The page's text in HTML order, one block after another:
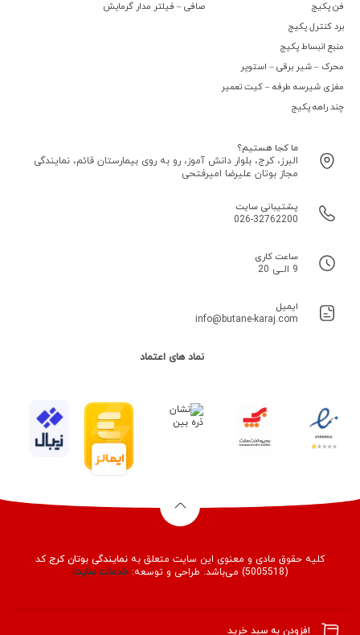
افزودن به سبد خرید
فن پکیج
برد کنترل پکیج
منبع انبساط پکیج
محرک – شیر برقی – استوپر
مغزی شیرسه طرفه – کیت تعمیر
چند راهه پکیج
صافی – فیلتر مدار گرمایش
ما کجا هستیم؟
البرز، کرج، بلوار دانش آموز، رو به روی بیمارستان قائم، نمایندگی
مجاز بوتان علیرضا امیرفتحی
پشتیبانی سایت
026-32762200
ساعت کاری
9 الــی 20
ایمیل
info@butane-karaj.com
نماد های اعتماد
کلیه حقوق مادی و معنوی این سایت متعلق به نمایندگی بوتان کرجکد
(5005518) می‌باشد. طراحی و توسعه:
خدماتسایت